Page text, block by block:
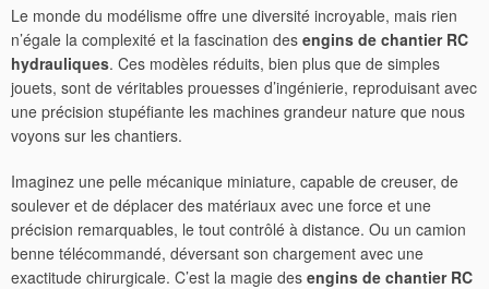
Le monde du modélisme offre une diversité incroyable, mais rien
n’égale la complexité et la fascination des engins de chantier RC
hydrauliques. Ces modèles réduits, bien plus que de simples
jouets, sont de véritables prouesses d’ingénierie, reproduisant avec
une précision stupéfiante les machines grandeur nature que nous
voyons sur les chantiers.
Imaginez une pelle mécanique miniature, capable de creuser, de
soulever et de déplacer des matériaux avec une force et une
précision remarquables, le tout contrôlé à distance. Ou un camion
benne télécommandé, déversant son chargement avec une
exactitude chirurgicale. C’est la magie des engins de chantier RC